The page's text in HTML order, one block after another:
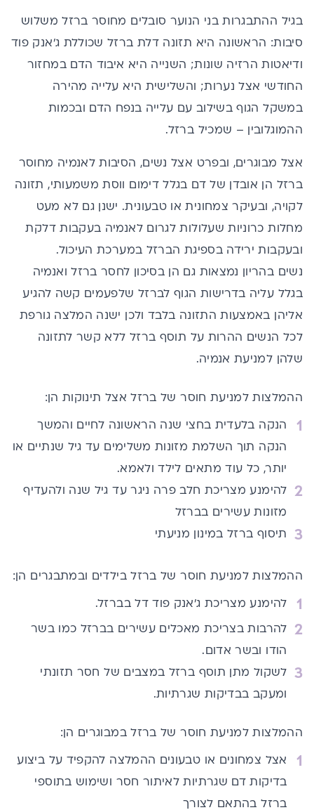
בגיל ההתבגרות בני הנוער סובלים מחוסר ברזל משלוש
סיבות: הראשונה היא תזונה דלת ברזל שכוללת ג’אנק פוד
ודיאטות הרזיה שונות; השנייה היא איבוד הדם במחזור
החודשי אצל נערות; והשלישית היא עלייה מהירה
במשקל הגוף בשילוב עם עלייה בנפח הדם ובכמות
ההמוגלובין – שמכיל ברזל.
אצל מבוגרים, ובפרט אצל נשים, הסיבות לאנמיה מחוסר
ברזל הן אובדן של דם בגלל דימום ווסת משמעותי, תזונה
לקויה, ובעיקר צמחונית או טבעונית. ישנן גם לא מעט
מחלות כרוניות שעלולות לגרום לאנמיה בעקבות דלקת
ובעקבות ירידה בספיגת הברזל במערכת העיכול.
נשים בהריון נמצאות גם הן בסיכון לחסר ברזל ואנמיה
בגלל עליה בדרישות הגוף לברזל שלפעמים קשה להגיע
אליהן באמצעות התזונה בלבד ולכן ישנה המלצה גורפת
לכל הנשים ההרות על תוסף ברזל ללא קשר לתזונה
שלהן למניעת אנמיה.
ההמלצות למניעת חוסר של ברזל אצל תינוקות הן:
הנקה בלעדית בחצי שנה הראשונה לחיים והמשך
הנקה תוך השלמת מזונות משלימים עד גיל שנתיים או
יותר, כל עוד מתאים לילד ולאמא.
להימנע מצריכת חלב פרה ניגר עד גיל שנה ולהעדיף
מזונות עשירים בברזל
תיסוף ברזל במינון מניעתי
ההמלצות למניעת חוסר של ברזל בילדים ובמתבגרים הן:
להימנע מצריכת ג’אנק פוד דל בברזל.
להרבות בצריכת מאכלים עשירים בברזל כמו בשר
הודו ובשר אדום.
לשקול מתן תוסף ברזל במצבים של חסר תזונתי
ומעקב בבדיקות שגרתיות.
ההמלצות למניעת חוסר של ברזל במבוגרים הן:
אצל צמחונים או טבעונים ההמלצה להקפיד על ביצוע
בדיקות דם שגרתיות לאיתור חסר ושימוש בתוספי
ברזל בהתאם לצורך